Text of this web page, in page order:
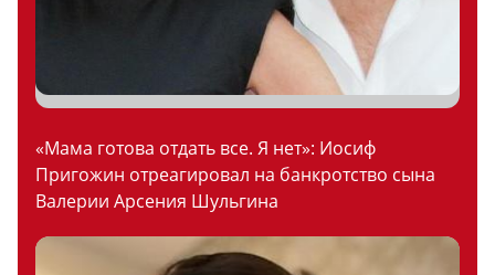
«Мама готова отдать все. Я нет»: Иосиф
Пригожин отреагировал на банкротство сына
Валерии Арсения Шульгина